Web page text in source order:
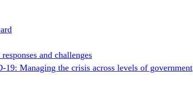
and challenges
Managing the crisis across levels of government